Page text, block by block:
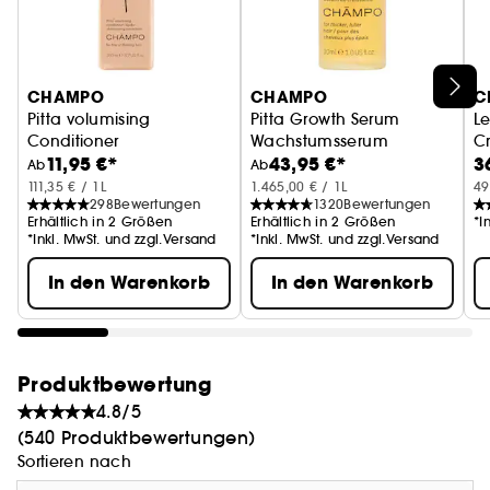
Entdecke dein Haar von seiner voluminösesten
Seite - trichologisch formuliert, um das Haar zu
stärken und es vor Haarbruch zu schützen.
Das Pitta Volumenshampoo wurde mit
natürlichen Wirkstoffen entwickelt, um dein Haar
sanft zu reinigen, und es zugleich zu kräftigen
undein gesundes Haarwachstum zu fördern.
Dein Haar wird nicht nur dichter wirken, sondern
es auch sein. Genieße schwereloses Volumen,
natürlichen Glanz und leichter frisierbares Haar.
Natürlich parfümiert mit einer Mischung aus
ätherischen Ölen, darunter Rosengeranie, Neroli
CHAMPO
Pitta volumising
Conditioner
Volumen-Conditioner
Ab11,95 €*
111,35 € / 1L
298Bewertungen
Erhältlich in 2 Größen
*Inkl. MwSt. und zzgl.Versand
In den Warenkorb
CHAMPO
Pitta Growth Serum
Wachstumsserum
Ab43,95 €*
1.465,00 € / 1L
1320Bewertungen
Erhältlich in 2 Größen
*Inkl. MwSt. und zzgl.Versand
In den Warenkorb
Produktbewertung
4.8/5
(540 Produktbewertungen)
Sortieren nach